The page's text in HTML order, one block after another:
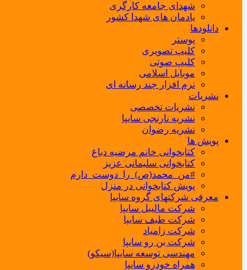
شهدای جامعه کارگری
یادمان های شهدا کشور
دانلودها
پوستر
کلیپ تصویری
کلیپ صوتی
موبایل اسلامی
نرم افزار چند رسانه ای
نشریات
نشریات تخصصی
نشریه نارنجی سایپا
نشریه رضوان
پویش ها
کتابخوانی خانم مرضیه دباغ
کتابخوانی سلیمانی عزیز
#من_محمد(ص)_را_دوست_دارم
پویش کتابخوانی در منزل
معرفی شرکتهای گروه سایپا
شرکت مالیبل سایپا
شرکت طیف سایپا
شرکت زامیاد
شرکت بن رو سایپا
مهندسی توسعه سایپا(سیکو)
همراه خودرو سایپا